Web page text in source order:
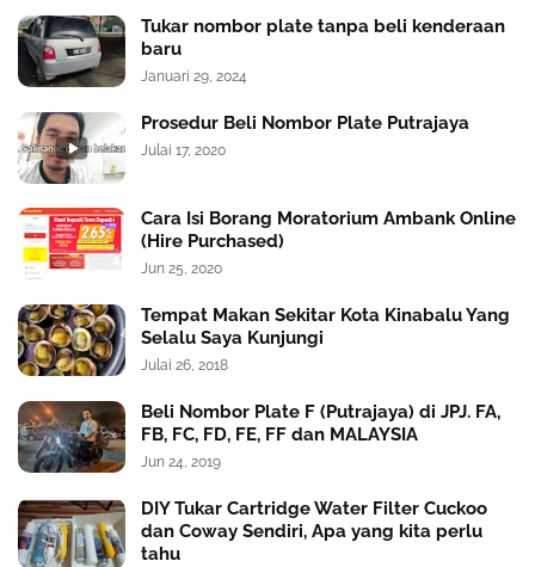
Tukar nombor plate tanpa beli kenderaan
baru
Januari 29, 2024
Prosedur Beli Nombor Plate Putrajaya
Julai 17, 2020
Cara Isi Borang Moratorium Ambank Online
(Hire Purchased)
Jun 25, 2020
Tempat Makan Sekitar Kota Kinabalu Yang
Selalu Saya Kunjungi
Julai 26, 2018
Beli Nombor Plate F (Putrajaya) di JPJ. FA,
FB, FC, FD, FE, FF dan MALAYSIA
Jun 24, 2019
DIY Tukar Cartridge Water Filter Cuckoo
dan Coway Sendiri, Apa yang kita perlu
tahu